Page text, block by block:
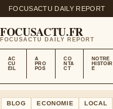
FOCUSACTU DAILY REPORT
FOCUSACTU.FR
FOCUSACTU DAILY REPORT
AC
CU
EIL
A
PRO
POS
CO
NTA
CT
NOTRE
HISTOIR
E
BLOG ECONOMIE LOCAL